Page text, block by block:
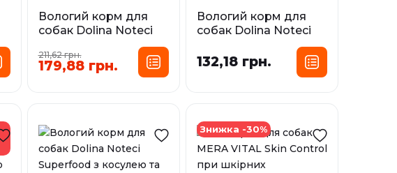
Вологий корм для
собак Dolina Noteci
Фасування:
211,62 грн.
179,88 грн.
Вологий корм для
собак Dolina Noteci
олениною та качкою
У наявності
132,18 грн.
Знижка -30%